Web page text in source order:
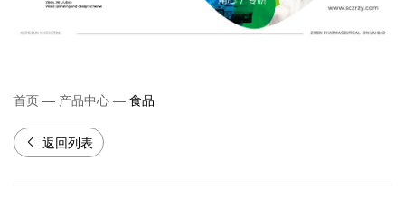
首页 — 产品中心 — 食品
返回列表